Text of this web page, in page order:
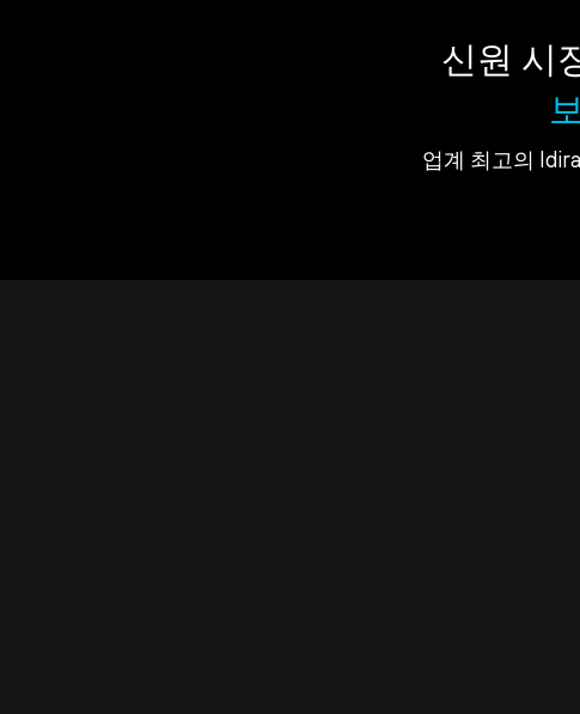
신원 시
업계 최고의